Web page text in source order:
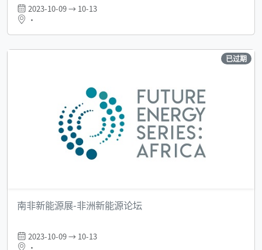
2023-10-09 → 10-13
•
南非新能源展-非洲新能源论坛
2023-10-09 → 10-13
•
已过期